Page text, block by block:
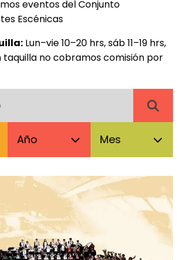
eventos del Conjunto
Escénicas
Lun–vie 10–20 hrs, sáb 11–19 hrs,
taquilla no cobramos comisión por